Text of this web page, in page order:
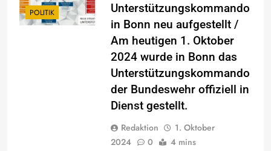
POLITIK
Unterstützungskommando
in Bonn neu aufgestellt /
Am heutigen 1. Oktober
2024 wurde in Bonn das
Unterstützungskommando
der Bundeswehr offiziell in
Dienst gestellt.
Redaktion
1. Oktober
2024
0 4 mins